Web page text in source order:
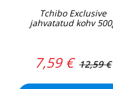
Tchibo Exclusive
jahvatatud kohv
7,59 € 12,59 €